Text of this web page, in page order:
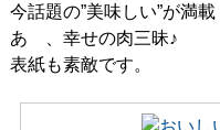
今話題の”美味しい”が満載
あゝ、幸せの肉三昧♪
表紙も素敵です。